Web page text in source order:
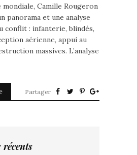
Camille Rougeron
panorama et une analyse
conflit : infanterie, blindés,
aérienne, appui au
massives. L’analyse
Partager